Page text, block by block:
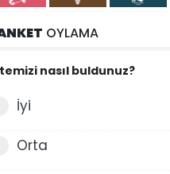
OYLAMA
nasıl buldunuz?
İyi
Orta